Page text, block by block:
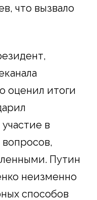
что вызвало
оценил итоги
в
Путин
неизменно
способов